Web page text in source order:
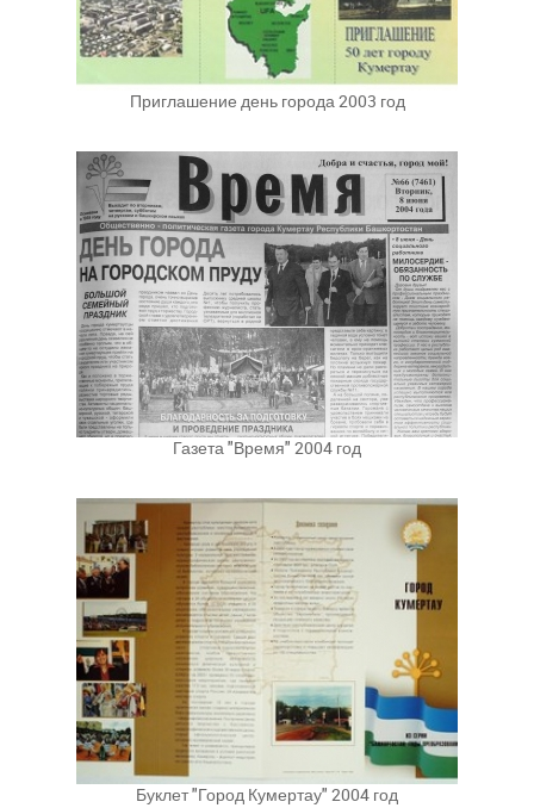
Приглашение день города 2003 год
Газета "Время" 2004 год
Буклет "Город Кумертау" 2004 год